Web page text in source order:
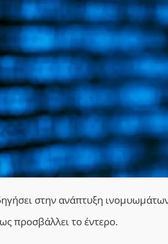
στην ανάπτυξη
προσβάλλει το έντερο.